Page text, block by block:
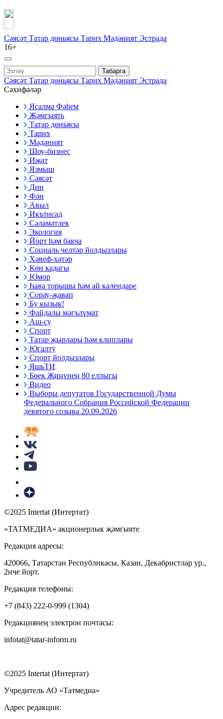
Сәясәт Татар дөньясы Тарих Мәдәният Эстрада
16+
Табарга
Сәясәт Татар дөньясы Тарих Мәдәният Эстрада
Сәхифәләр
Ясалма Фәһем
Җәмгыять
Татар дөньясы
Тарих
Мәдәният
Шоу-бизнес
Иҗат
Язмыш
Сәясәт
Дин
Фән
Авыл
Икътисад
Сәламәтлек
Экология
Йорт һәм бакча
Социаль челтәр йолдызлары
Хәвеф-хәтәр
Көн кадагы
Юмор
Һава торышы һәм ай календаре
Сорау-җавап
Бу кызык!
Файдалы мәгълүмат
Аш-су
Спорт
Татар җырлары һәм клиплары
Югалту
Спорт йолдызлары
ЯшьТИ
Бөек Җиңүнең 80 еллыгы
Видео
Выборы депутатов Государственной Думы
Федерального Собрания Российской Федерации
девятого созыва 20.09.2026
©2025 Intertat (Интертат)
«ТАТМЕДИА» акционерлык җәмгыяте
Редакция адресы:
420066, Татарстан Республикасы, Казан, Декабристлар ур.,
2нче йорт.
Редакция телефоны:
+7 (843) 222-0-999 (1304)
Редакциянең электрон почтасы:
infotat@tatar-inform.ru
©2025 Intertat (Интертат)
Учредитель АО «Татмедиа»
Адрес редакции: